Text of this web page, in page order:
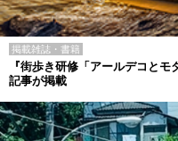
掲載雑誌・書籍
『街歩き研修「アールデコと
記事が掲載